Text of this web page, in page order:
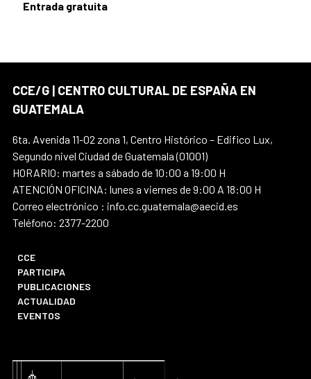
Entrada gratuita
CCE/G | CENTRO CULTURAL DE ESPAÑA EN
GUATEMALA
6ta. Avenida 11-02 zona 1, Centro Histórico – Edifico Lux,
Segundo nivel Ciudad de Guatemala (01001)
HORARIO: martes a sábado de 10:00 a 19:00 H
ATENCIÓN OFICINA: lunes a viernes de 9:00 A 18:00 H
Correo electrónico : info.cc.guatemala@aecid.es
Teléfono: 2377-2200
CCE
PARTICIPA
PUBLICACIONES
ACTUALIDAD
EVENTOS